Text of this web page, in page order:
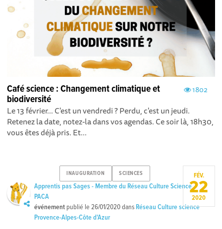
1802
Café science : Changement climatique et
biodiversité
Le 13 février... C'est un vendredi ? Perdu, c'est un jeudi.
Retenez la date, notez-la dans vos agendas. Ce soir là, 18h30,
vous êtes déjà pris. Et...
INAUGURATION SCIENCES
Apprentis pas Sages - Membre du Réseau Culture Science
PACA
événement publié le26/01/2020dans Réseau Culture science
Provence-Alpes-Côte d'Azur
FÉV.
22
2020